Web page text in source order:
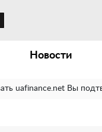
Новости
uafinance.net Вы